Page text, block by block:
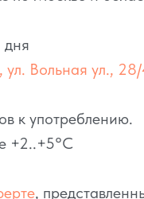
дня
ул. Вольная ул., 28/
к употреблению.
+2..+5°C
,